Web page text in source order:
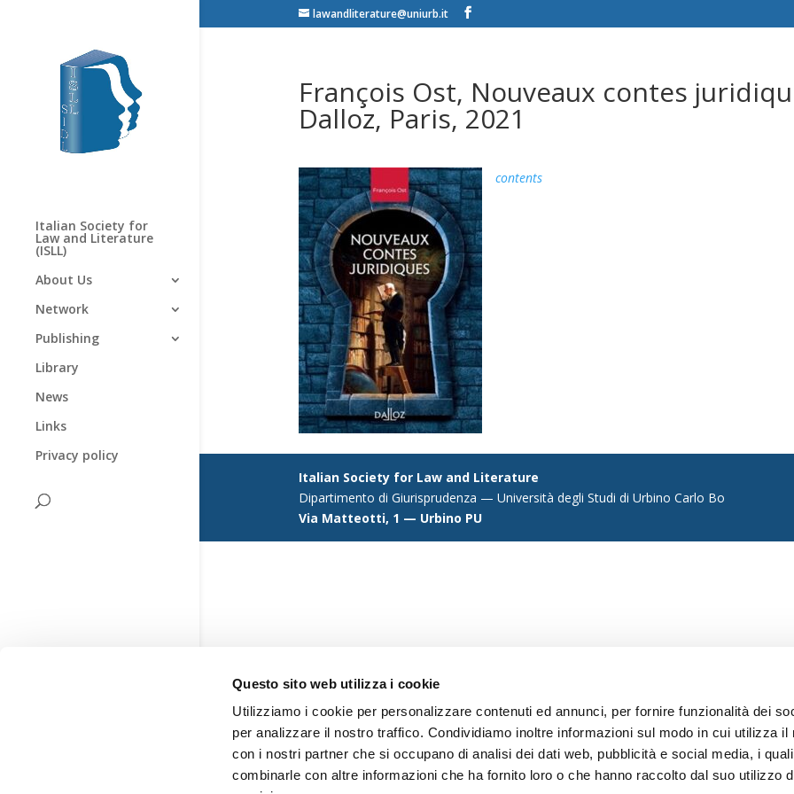
Questo sito web utilizza i cookie
Utilizziamo i cookie per personalizzare contenuti ed annunci, per fornire funzionalità dei
per analizzare il nostro traffico. Condividiamo inoltre informazioni sul modo in cui utilizza il
con i nostri partner che si occupano di analisi dei dati web, pubblicità e social media, i
combinarle con altre informazioni che ha fornito loro o che hanno raccolto dal suo utilizzo
lawandliterature@uniurb.it
Italian Society for
Law and Literature
(ISLL)
About Us
Network
Publishing
Library
News
Links
Privacy policy
François Ost, Nouveaux contes
Dalloz, Paris, 2021
contents
Italian Society for Law and Literature
Dipartimento di Giurisprudenza — Università degli Studi di Urbino Carlo Bo
Via Matteotti, 1 — Urbino PU